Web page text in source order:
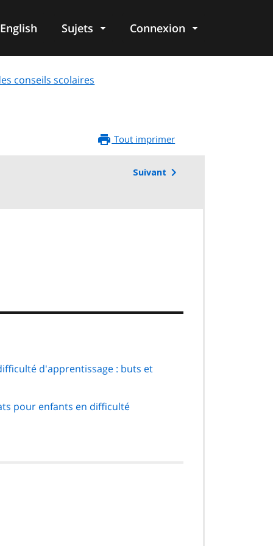
English Sujets Connexion
conseils scolaires
Tout imprimer
Suivant
d'apprentissage : buts et
pour enfants en difficulté